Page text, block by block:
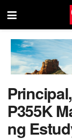
P355K
ng